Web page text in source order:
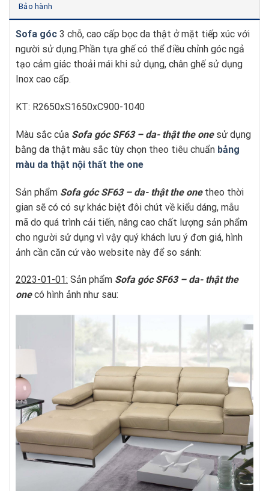
Bảo hành
Sofa góc 3 chỗ, cao cấp bọc da thật ở mặt tiếp xúc với
người sử dụng.Phần tựa ghế có thể điều chỉnh góc ngả
tạo cảm giác thoải mái khi sử dụng, chân ghế sử dụng
Inox cao cấp.
KT: R2650xS1650xC900-1040
Màu sắc của Sofa góc SF63 – da- thậtthe one sử dụng
bằng da thật màu sắc tùy chọn theo tiêu chuẩn bảng
màu da thật nội thất the one
Sản phẩm Sofa góc SF63 – da- thậtthe onetheo thời
gian sẽ có có sự khác biệt đôi chút về kiểu dáng, mẫu
mã do quá trình cải tiến, nâng cao chất lượng sản phẩm
cho người sử dụng vì vậy quý khách lưu ý đơn giá, hình
ảnh cần căn cứ vào website này để so sánh:
2023-01-01: Sản phẩm Sofa góc SF63 – da- thậtthe
onecó hình ảnh như sau: